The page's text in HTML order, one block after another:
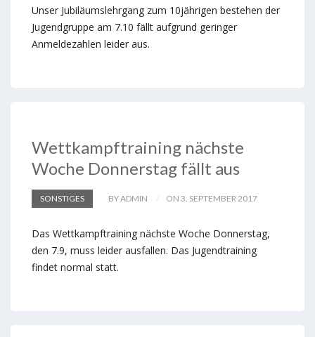
Unser Jubiläumslehrgang zum 10jährigen bestehen der
Jugendgruppe am 7.10 fällt aufgrund geringer
Anmeldezahlen leider aus.
Wettkampftraining nächste
Woche Donnerstag fällt aus
SONSTIGES BY ADMIN ON 3. SEPTEMBER 2017
Das Wettkampftraining nächste Woche Donnerstag,
den 7.9, muss leider ausfallen. Das Jugendtraining
findet normal statt.